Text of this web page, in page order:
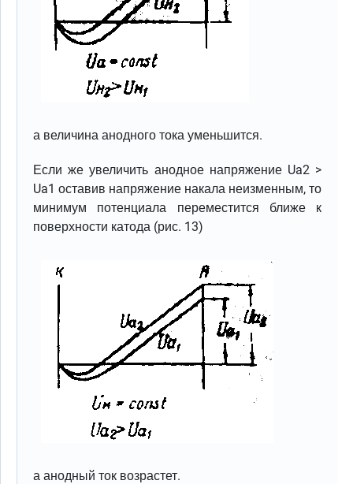
а величина анодного тока уменьшится.
Если же увеличить анодное напряжение Ua2 >
Ua1 оставив напряжение накала неизменным, то
минимум потенциала переместится ближе к
поверхности катода (рис. 13)
а анодный ток возрастет.